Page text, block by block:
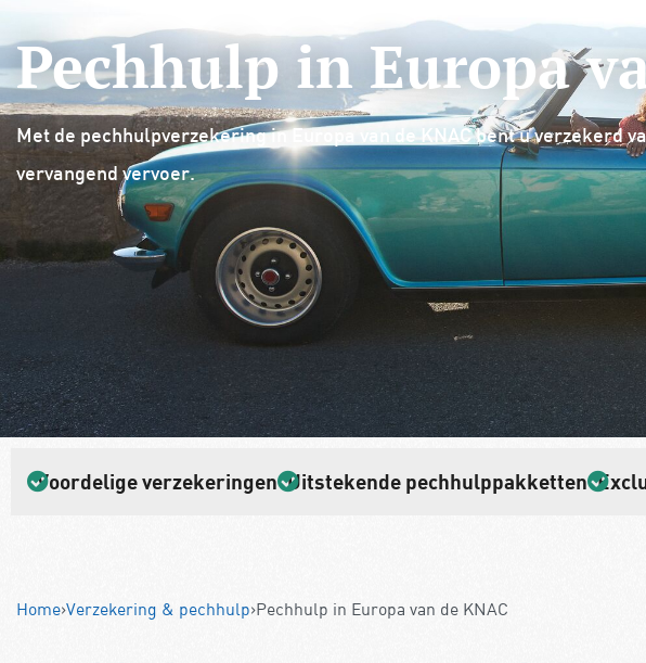
Pechhulp in Europa
Met de pechhulpverzekering in Europa van de KNAC bent u
vervangend vervoer.
Voordelige verzekeringen Uitstekende pechhulppakketten
Home›Verzekering & pechhulp›Pechhulp in Europa van de KNAC